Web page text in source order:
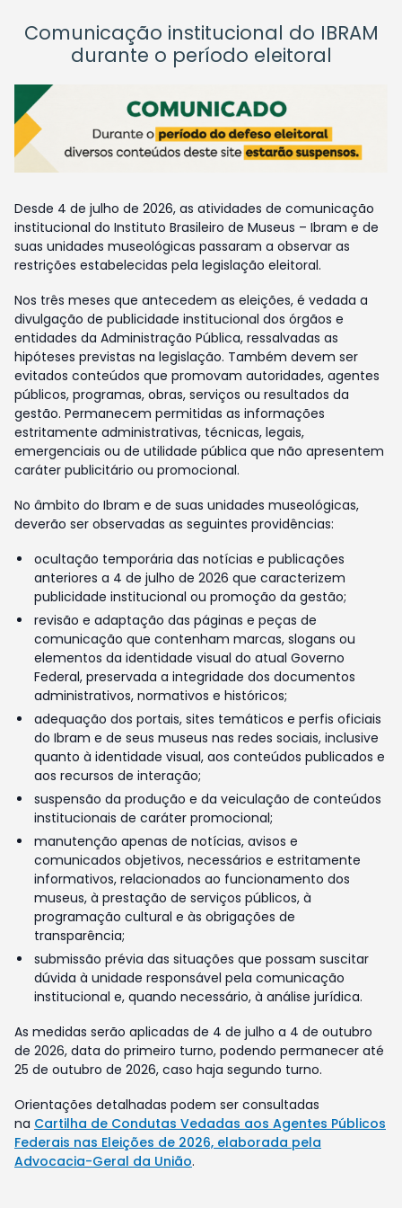
Comunicação institucional do IBRAM
durante o período eleitoral
Desde 4 de julho de 2026, as atividades de comunicação
institucional do Instituto Brasileiro de Museus – Ibram e de
suas unidades museológicas passaram a observar as
restrições estabelecidas pela legislação eleitoral.
Nos três meses que antecedem as eleições, é vedada a
divulgação de publicidade institucional dos órgãos e
entidades da Administração Pública, ressalvadas as
hipóteses previstas na legislação. Também devem ser
evitados conteúdos que promovam autoridades, agentes
públicos, programas, obras, serviços ou resultados da
gestão. Permanecem permitidas as informações
estritamente administrativas, técnicas, legais,
emergenciais ou de utilidade pública que não apresentem
caráter publicitário ou promocional.
No âmbito do Ibram e de suas unidades museológicas,
deverão ser observadas as seguintes providências:
ocultação temporária das notícias e publicações
anteriores a 4 de julho de 2026 que caracterizem
publicidade institucional ou promoção da gestão;
revisão e adaptação das páginas e peças de
comunicação que contenham marcas, slogans ou
elementos da identidade visual do atual Governo
Federal, preservada a integridade dos documentos
administrativos, normativos e históricos;
adequação dos portais, sites temáticos e perfis oficiais
do Ibram e de seus museus nas redes sociais, inclusive
quanto à identidade visual, aos conteúdos publicados e
aos recursos de interação;
suspensão da produção e da veiculação de conteúdos
institucionais de caráter promocional;
manutenção apenas de notícias, avisos e
comunicados objetivos, necessários e estritamente
informativos, relacionados ao funcionamento dos
museus, à prestação de serviços públicos, à
programação cultural e às obrigações de
transparência;
submissão prévia das situações que possam suscitar
dúvida à unidade responsável pela comunicação
institucional e, quando necessário, à análise jurídica.
As medidas serão aplicadas de 4 de julho a 4 de outubro
de 2026, data do primeiro turno, podendo permanecer até
25 de outubro de 2026, caso haja segundo turno.
Orientações detalhadas podem ser consultadas
na Cartilha de Condutas Vedadas aos Agentes Públicos
Federais nas Eleições de 2026, elaborada pela
Advocacia-Geral da União.